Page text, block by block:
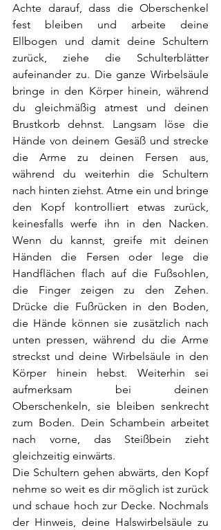
Achte darauf, dass die Oberschenkel
fest bleiben und arbeite deine
Ellbogen und damit deine Schultern
zurück, ziehe die Schulterblätter
aufeinander zu. Die ganze Wirbelsäule
bringe in den Körper hinein, während
du gleichmäßig atmest und deinen
Brustkorb dehnst. Langsam löse die
Hände von deinem Gesäß und strecke
die Arme zu deinen Fersen aus,
während du weiterhin die Schultern
nach hinten ziehst. Atme ein und bringe
den Kopf kontrolliert etwas zurück,
keinesfalls werfe ihn in den Nacken.
Wenn du kannst, greife mit deinen
Händen die Fersen oder lege die
Handflächen flach auf die Fußsohlen,
die Finger zeigen zu den Zehen.
Drücke die Fußrücken in den Boden,
die Hände können sie zusätzlich nach
unten pressen, während du die Arme
streckst und deine Wirbelsäule in den
Körper hinein hebst. Weiterhin sei
aufmerksam bei deinen
Oberschenkeln, sie bleiben senkrecht
zum Boden. Dein Schambein arbeitet
nach vorne, das Steißbein zieht
gleichzeitig einwärts.
Die Schultern gehen abwärts, den Kopf
nehme so weit es dir möglich ist zurück
und schaue hoch zur Decke. Nochmals
der Hinweis, deine Halswirbelsäule zu